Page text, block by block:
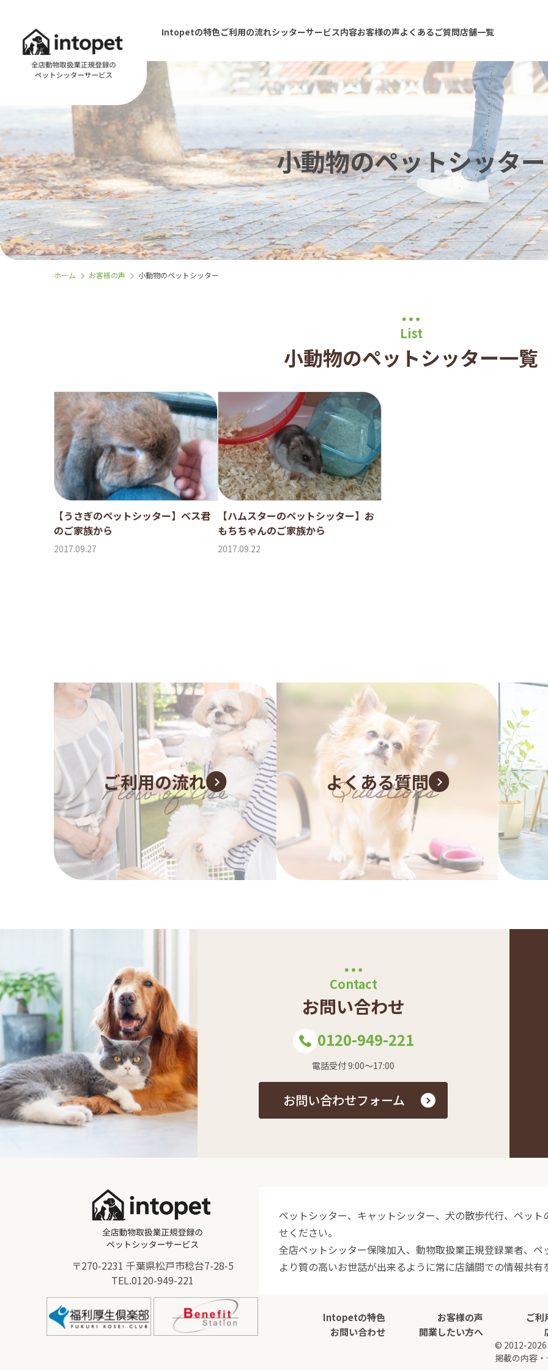
Intopetの特色ご利用の流れシッターサービス内容お客様の声よくあるご質問店舗一覧
小動物のペットシッター
ホーム お客様の声 小動物のペットシッター
List
小動物のペットシッター一覧
【うさぎのペットシッター】ベス君
のご家族から
2017.09.27
【ハムスターのペットシッター】お
もちちゃんのご家族から
2017.09.22
ご利用の流れ よくある質問
Contact
お問い合わせ
0120-949-221
電話受付 9:00～17:00
お問い合わせフォーム
〒270-2231 千葉県松戸市稔台7-28-5
TEL.0120-949-221
ペットシッター、キャットシッター、犬の散歩代行、ペッ
せください。
全店ペットシッター保険加入、動物取扱業正規登録業者、
より質の高いお世話が出来るように常に店舗間での情報共有
Intopetの特色 お客様の声
ご利
お問い合わせ
開業したい方へ
© 2012-
掲載の内容